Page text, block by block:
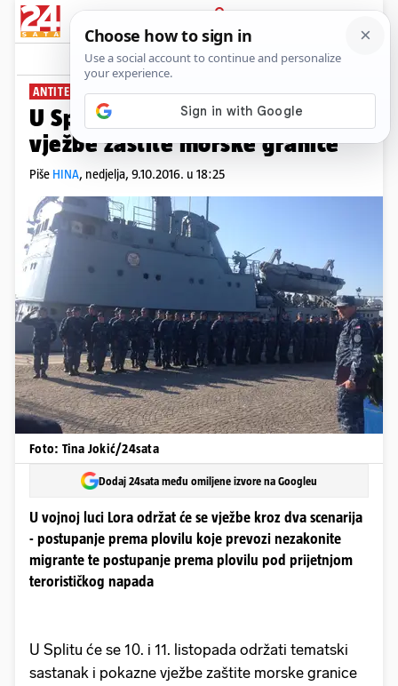
PRIJAVA
News Komentari
ANTITERORISTIČKE MJERE
U Splitu se održavaju pokazne
vježbe zaštite morske granice
Piše HINA, nedjelja, 9.10.2016. u 18:25
Foto: Tina Jokić/24sata
Dodaj 24sata među omiljene izvore na Googleu
U vojnoj luci Lora održat će se vježbe kroz dva scenarija
- postupanje prema plovilu koje prevozi nezakonite
migrante te postupanje prema plovilu pod prijetnjom
terorističkog napada
U Splitu će se 10. i 11. listopada održati tematski
sastanak i pokazne vježbe zaštite morske granice